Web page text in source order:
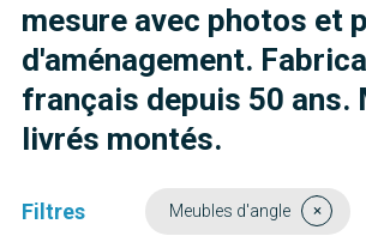
mesure avec photos et
d'aménagement.
français depuis 50 ans.
livrés montés.
Filtres Meubles d'angle